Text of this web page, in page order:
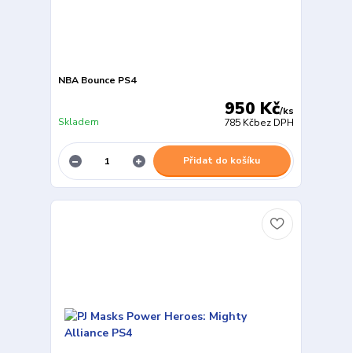
NBA Bounce PS4
950 Kč/ks
785 Kčbez DPH
Skladem
Přidat do košíku